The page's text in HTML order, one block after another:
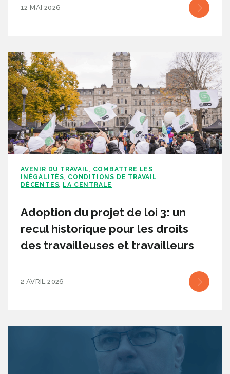
12 MAI 2026
AVENIR DU TRAVAIL
COMBATTRE LES
INÉGALITÉS CONDITIONS DE TRAVAIL
DÉCENTES
LA CENTRALE
Adoption du projet de loi 3: un
recul historique pour les droits
des travailleuses et travailleurs
2 AVRIL 2026